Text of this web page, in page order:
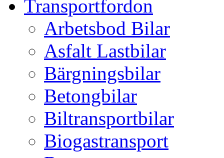
Transportfordon
Arbetsbod Bilar
Asfalt Lastbilar
Bärgningsbilar
Betongbilar
Biltransportbilar
Biogastransport